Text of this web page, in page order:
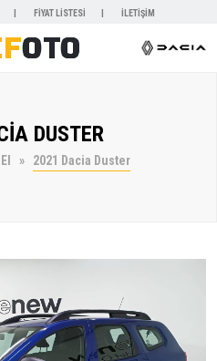
FİYAT LİSTESİ İLETİŞİM
DUSTER
2021 Dacia Duster